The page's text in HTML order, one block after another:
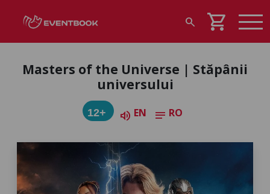
search shopping_cart
Masters of the Universe | Stăpânii
universului
12+ volume_up EN notes RO